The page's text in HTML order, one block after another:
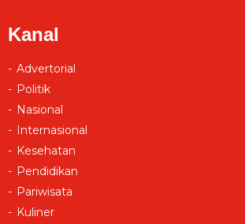
Kanal
Advertorial
Politik
Nasional
Internasional
Kesehatan
Pendidikan
Pariwisata
Kuliner